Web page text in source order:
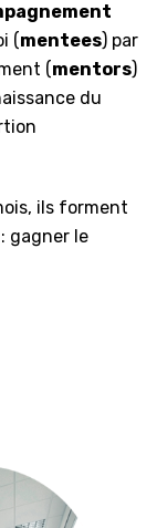
(mentees) par
(mentors)
du
ils forment
gagner le